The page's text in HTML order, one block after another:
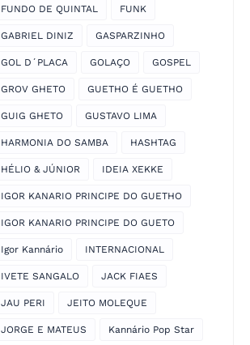
FUNDO DE QUINTAL FUNK
GABRIEL DINIZ GASPARZINHO
GOL D´PLACA GOLAÇO GOSPEL
GROV GHETO GUETHO É GUETHO
GUIG GHETO GUSTAVO LIMA
HARMONIA DO SAMBA HASHTAG
HÉLIO & JÚNIOR IDEIA XEKKE
IGOR KANARIO PRINCIPE DO GUETHO
IGOR KANARIO PRINCIPE DO GUETO
Igor Kannário INTERNACIONAL
IVETE SANGALO JACK FIAES
JAU PERI JEITO MOLEQUE
JORGE E MATEUS Kannário Pop Star